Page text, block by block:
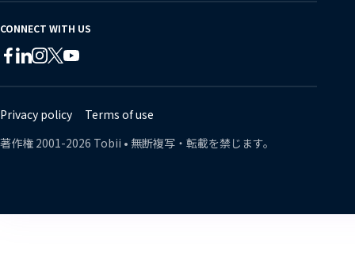
CONNECT WITH US
Tobii
Facebook
Tobii
Linkedin
Tobii
Instagram
Tobii
Twitter
Tobii
Youtube
Tobii
Lin
Privacy policy
Terms of use
著作権 2001-2026 Tobii • 無断複写・転載を禁じます。